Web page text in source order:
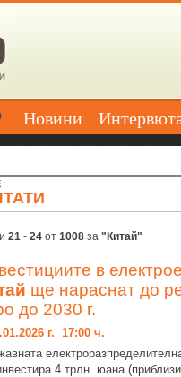
Новини
21 - 24 от 1008 за "Китай"
в
ще нараснат до
до 2030 г.
г. 17:00 ч.
4 трлн. юана